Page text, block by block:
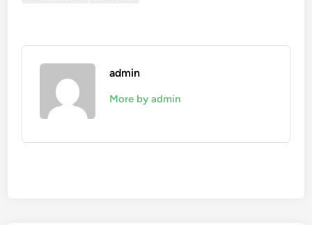
admin
More by admin